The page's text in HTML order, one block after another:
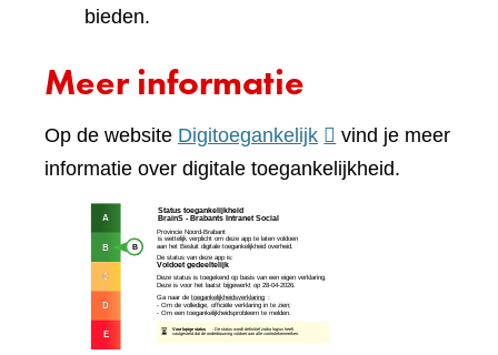
bieden.
Meer informatie
Op de website Digitoegankelijk(verwijst
naar
vind je meer
informatie over digitale toegankelijkheid.